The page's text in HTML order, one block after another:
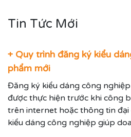
Tin Tức Mới
+ Quy trình đăng ký kiểu
phẩm mới
Đăng ký kiểu dáng công
được thực hiện trước khi công
trên internet hoặc thông tin đại
kiểu dáng công nghiệp giúp